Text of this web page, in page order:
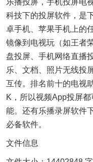
乐播投屏，手机投屏电
科技下的投屏软件，是
卓手机、苹果手机上的
镜像到电视玩（如王者
盘投屏、手机网络直播
乐、文档、照片无线投
互传。排名前十的电视
K，所以视频App投屏
能。还有乐播录屏软件
必备软件。
文件信息